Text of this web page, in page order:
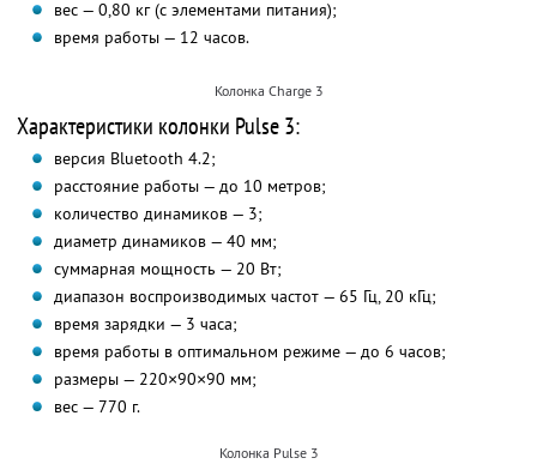
вес — 0,80 кг (с элементами питания);
время работы — 12 часов.
Колонка Charge 3
Характеристики колонки Pulse 3:
версия Bluetooth 4.2;
расстояние работы — до 10 метров;
количество динамиков — 3;
диаметр динамиков — 40 мм;
суммарная мощность — 20 Вт;
диапазон воспроизводимых частот — 65 Гц, 20 кГц;
время зарядки — 3 часа;
время работы в оптимальном режиме — до 6 часов;
размеры — 220×90×90 мм;
вес — 770 г.
Колонка Pulse 3